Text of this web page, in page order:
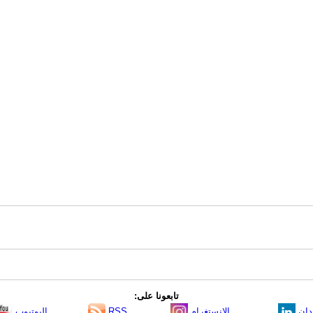
تابعونا على: